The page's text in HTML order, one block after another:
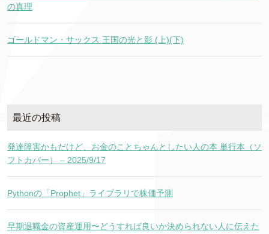
の真理
ゴールドマン・サックス 王国の光と影 (上)(下)
最近の投稿
発達障害かもだけど、お金のことちゃんとしたい人の本 単行本（ソ
フトカバー） – 2025/9/17
Pythonの「Prophet」ライブラリで株価予測
早期退職金の資産運用〜どうすれば良いか決められない人に伝えた